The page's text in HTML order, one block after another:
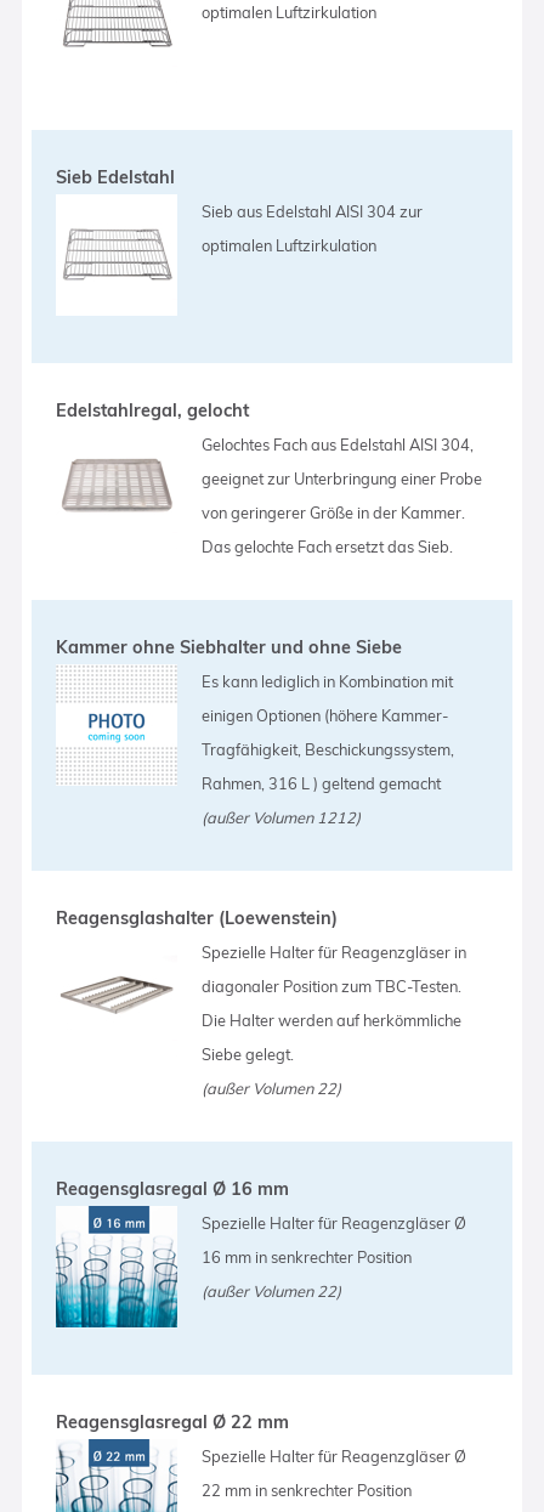
optimalen Luftzirkulation
Sieb Edelstahl
Sieb aus Edelstahl AISI 304 zur
optimalen Luftzirkulation
Edelstahlregal, gelocht
Gelochtes Fach aus Edelstahl AISI 304,
geeignet zur Unterbringung einer Probe
von geringerer Größe in der Kammer.
Das gelochte Fach ersetzt das Sieb.
Kammer ohne Siebhalter und ohne Siebe
Es kann lediglich in Kombination mit
einigen Optionen (höhere Kammer-
Tragfähigkeit, Beschickungssystem,
Rahmen, 316 L ) geltend gemacht
(außer Volumen 1212)
Reagensglashalter (Loewenstein)
Spezielle Halter für Reagenzgläser in
diagonaler Position zum TBC-Testen.
Die Halter werden auf herkömmliche
Siebe gelegt.
(außer Volumen 22)
Reagensglasregal Ø 16 mm
Spezielle Halter für Reagenzgläser Ø
16 mm in senkrechter Position
(außer Volumen 22)
Reagensglasregal Ø 22 mm
Spezielle Halter für Reagenzgläser Ø
22 mm in senkrechter Position